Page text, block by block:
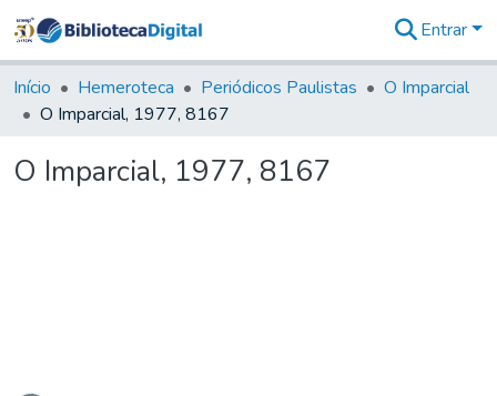
&
Coleções
Tudo na
Digital
Entrar
Início Hemeroteca Periódicos Paulistas
O Imparcial
O Imparcial, 1977, 8167
O Imparcial, 1977, 8167